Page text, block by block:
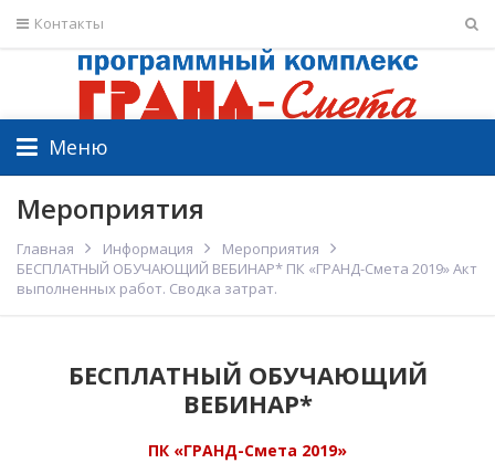
Контакты
Меню
Мероприятия
Главная Информация
Мероприятия
БЕСПЛАТНЫЙ ОБУЧАЮЩИЙ ВЕБИНАР* ПК «ГРАНД-Смета 2019» Акт
выполненных работ. Сводка затрат.
БЕСПЛАТНЫЙ ОБУЧАЮЩИЙ
ВЕБИНАР*
ПК «ГРАНД-Смета 2019»